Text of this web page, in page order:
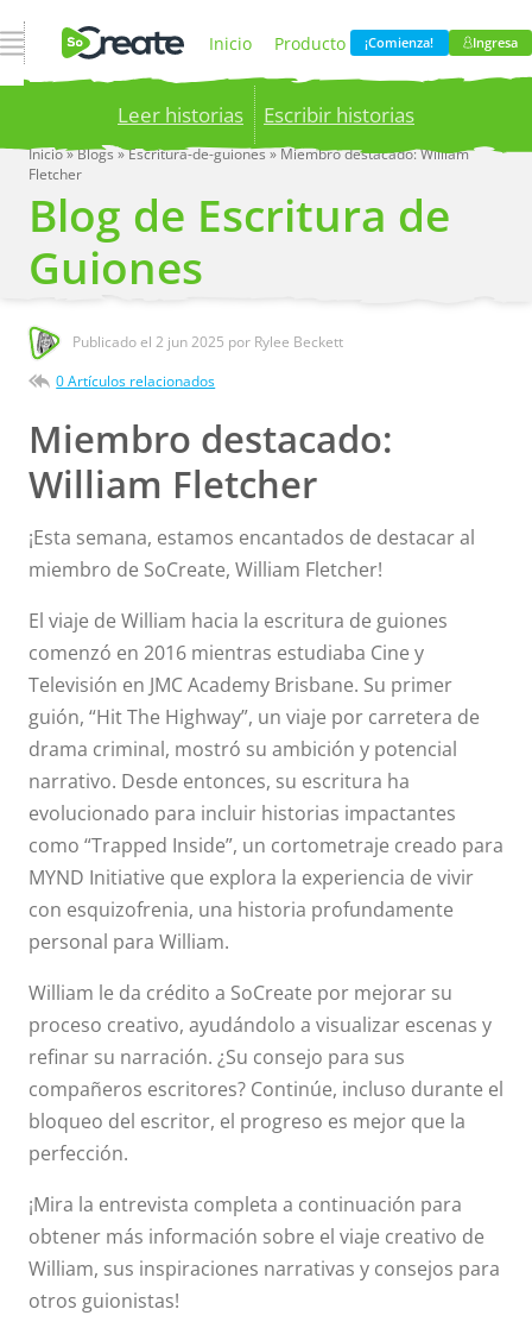
Abrir navegación Inicio Producto
Precios Blog
Compania
¡Comienza! Ingresa
Leer historias Escribir historias
Publish your stories to a global audience.
now!
Inicio»Blogs»Escritura-de-guiones»Miembro destacado: William
Fletcher
Blog de Escritura de
Guiones
Publicado el2 jun 2025 por Rylee Beckett
0 Artículos relacionados
Miembro destacado:
William Fletcher
¡Esta semana, estamos encantados de destacar al
miembro de SoCreate, William Fletcher!
El viaje de William hacia la escritura de guiones
comenzó en 2016 mientras estudiaba Cine y
Televisión en JMC Academy Brisbane. Su primer
guión, “Hit The Highway”, un viaje por carretera de
drama criminal, mostró su ambición y potencial
narrativo. Desde entonces, su escritura ha
evolucionado para incluir historias impactantes
como “Trapped Inside”, un cortometraje creado para
MYND Initiative que explora la experiencia de vivir
con esquizofrenia, una historia profundamente
personal para William.
William le da crédito a SoCreate por mejorar su
proceso creativo, ayudándolo a visualizar escenas y
refinar su narración. ¿Su consejo para sus
compañeros escritores? Continúe, incluso durante el
bloqueo del escritor, el progreso es mejor que la
perfección.
¡Mira la entrevista completa a continuación para
obtener más información sobre el viaje creativo de
William, sus inspiraciones narrativas y consejos para
otros guionistas!